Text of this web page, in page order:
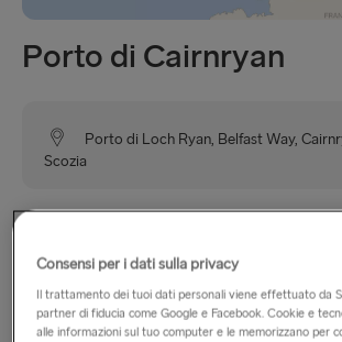
Porto di Cairnryan
Porto di Loch Ryan, Belfast Way,
Scozia
crociere giornaliere per Belfast. Cairnryan è
villaggio con un negozio e un paio di
breve distanza da Cairnryan, ci sono
Consensi per i dati sulla privacy
Il trattamento dei tuoi dati personali viene effettuato da
partner di fiducia come Google e Facebook. Cookie e
alle informazioni sul tuo computer e le memorizzano per